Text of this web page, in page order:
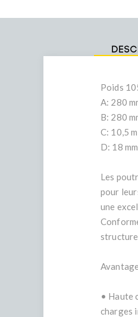
Poids
A: 280
B: 280
C: 10,5
D: 18 mm
Les
pour
une
• Haute
charges